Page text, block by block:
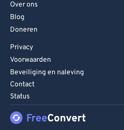
Over ons
Blog
Doneren
Privacy
Voorwaarden
Beveiliging en naleving
Contact
Status